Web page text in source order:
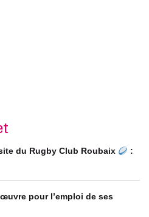
du Rugby Club Roubaix
:
pour l’emploi de ses